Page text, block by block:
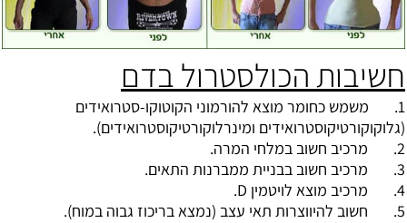
חשיבות הכולסטרול בדם
1. משמש כחומר מוצא להורמוני הקוטוקו-סטרואידים
(גלוקוקורטיקוסטרואידים ומינרלוקורטיקוסטרואידים).
2. מרכיב חשוב במלחי המרה.
3. מרכיב חשוב בבניית ממברנות התאים.
4. מרכיב מוצא לויטמין D.
5. חשוב להיווצרות תאי עצב (נמצא בריכוז גבוה במוח).